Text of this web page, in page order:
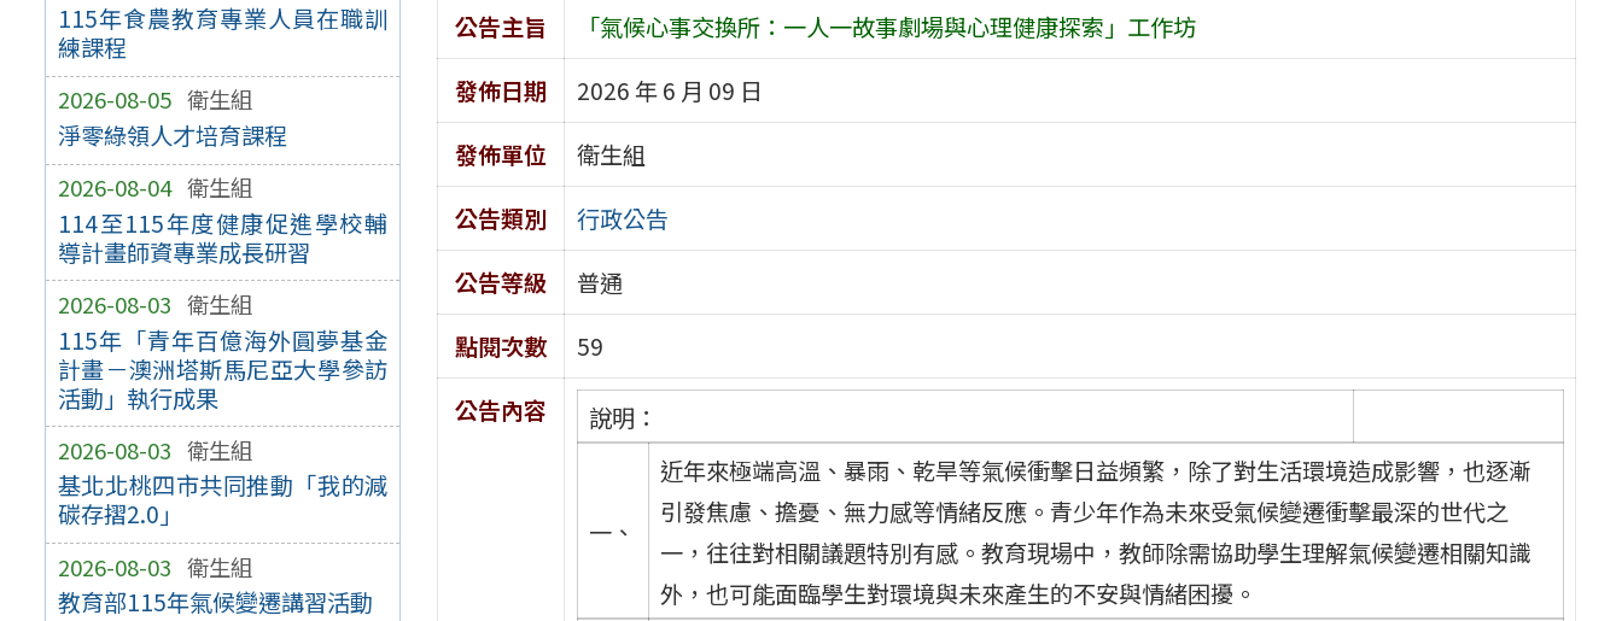
115年食農教育專業人員在職訓
練課程
2026-08-05 衛生組
淨零綠領人才培育課程
2026-08-04 衛生組
114至115年度健康促進學校輔
導計畫師資專業成長研習
2026-08-03 衛生組
115年「青年百億海外圓夢基金
計畫－澳洲塔斯馬尼亞大學參訪
活動」執行成果
2026-08-03 衛生組
基北北桃四市共同推動「我的減
碳存摺2.0」
2026-08-03 衛生組
教育部115年氣候變遷講習活動
公告主旨
「氣候心事交換所：一人一故事劇場與心理健康探索」工作坊
發佈日期
2026 年 6 月 09 日
發佈單位
衛生組
公告類別
行政公告
公告等級
普通
點閱次數
59
公告內容
說明：
一、
近年來極端高溫、暴雨、乾旱等氣候衝擊日益頻繁，除了對生活環境造成影響，也逐漸
引發焦慮、擔憂、無力感等情緒反應。青少年作為未來受氣候變遷衝擊最深的世代之
一，往往對相關議題特別有感。教育現場中，教師除需協助學生理解氣候變遷相關知識
外，也可能面臨學生對環境與未來產生的不安與情緒困擾。